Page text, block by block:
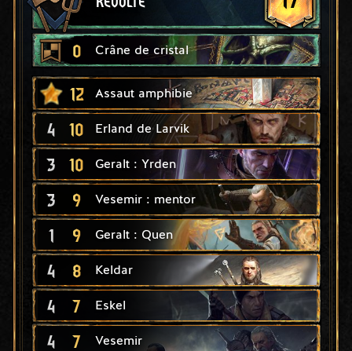
0 Crâne de cristal
12 Assaut amphibie
4 10 Erland de Larvik
3 10 Geralt : Yrden
3 9 Vesemir : mentor
1 9 Geralt : Quen
4 8 Keldar
4 7 Eskel
4 7 Vesemir